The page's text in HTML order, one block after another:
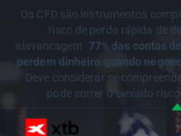
Os CFD são instrumentos
risco de perda rápida de
alavancagem. 77% das contas
perdem dinheiro quando
Deve considerar se
pode correr o elevado